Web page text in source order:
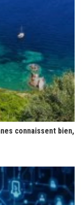
connaissent bien,